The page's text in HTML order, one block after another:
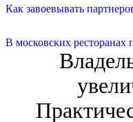
Как завоевывать
В московских